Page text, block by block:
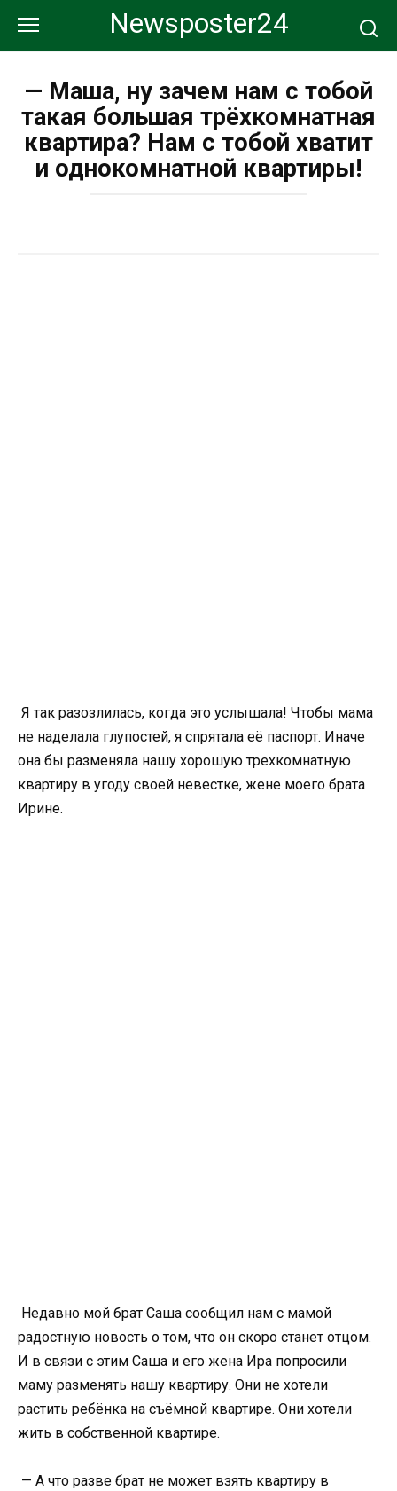
контенту
Newsposter24
— Маша, ну зачем нам с тобой
такая большая трёхкомнатная
квартира? Нам с тобой хватит
и однокомнатной квартиры!
Я так разозлилась, когда это услышала! Чтобы мама
не наделала глупостей, я спрятала её паспорт. Иначе
она бы разменяла нашу хорошую трехкомнатную
квартиру в угоду своей невестке, жене моего брата
Ирине.
Недавно мой брат Саша сообщил нам с мамой
радостную новость о том, что он скоро станет отцом.
И в связи с этим Саша и его жена Ира попросили
маму разменять нашу квартиру. Они не хотели
растить ребёнка на съёмной квартире. Они хотели
жить в собственной квартире.
— А что разве брат не может взять квартиру в